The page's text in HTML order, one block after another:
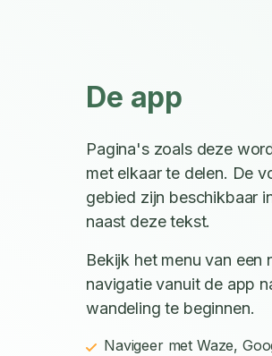
De app
Pagina's zoals deze
met elkaar te delen. De
gebied zijn beschikbaar
naast deze tekst.
Bekijk het menu van
navigatie vanuit de app
wandeling te beginnen.
Navigeer met Waze,